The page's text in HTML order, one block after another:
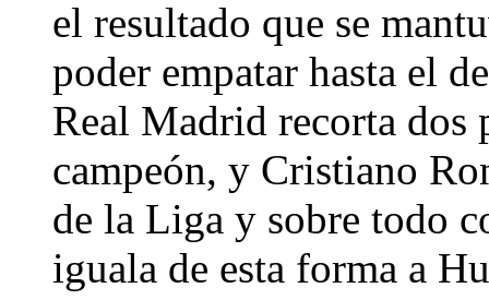
el resultado que se
poder empatar hasta el
Real Madrid recorta dos
campeón, y Cristiano
de la Liga y sobre todo
iguala de esta forma a